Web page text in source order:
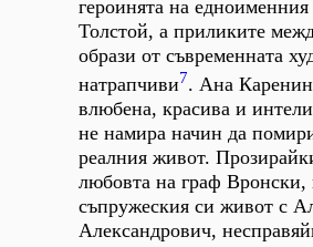
героинята на
Толстой, а приликите
образи от съвременната
натрапчиви7. Ана
влюбена, красива и
не намира начин да
реалния живот.
любовта на граф Вронски,
съпружеския си живот с
Александрович,